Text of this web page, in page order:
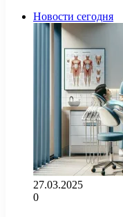
Новости сегодня
27.03.2025
0